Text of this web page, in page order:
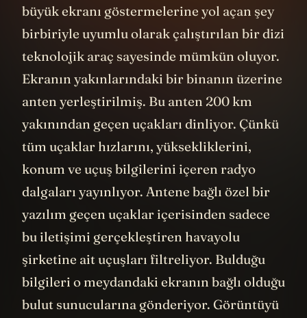
büyük ekranı göstermelerine yol açan şey
birbiriyle uyumlu olarak çalıştırılan bir dizi
teknolojik araç sayesinde mümkün oluyor.
Ekranın yakınlarındaki bir binanın üzerine
anten yerleştirilmiş. Bu anten 200 km
yakınından geçen uçakları dinliyor. Çünkü
tüm uçaklar hızlarını, yüksekliklerini,
konum ve uçuş bilgilerini içeren radyo
dalgaları yayınlıyor. Antene bağlı özel bir
yazılım geçen uçaklar içerisinden sadece
bu iletişimi gerçekleştiren havayolu
şirketine ait uçuşları filtreliyor. Bulduğu
bilgileri o meydandaki ekranın bağlı olduğu
bulut sunucularına gönderiyor. Görüntüyü